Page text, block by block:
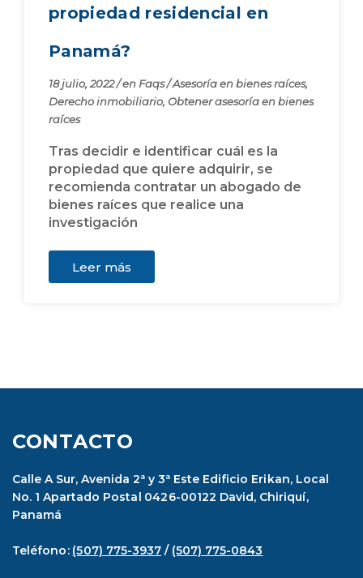
propiedad residencial en
Panamá?
18 julio, 2022/en Faqs/Asesoría en bienes raíces,
Derecho inmobiliario, Obtener asesoría en bienes
raíces
Tras decidir e identificar cuál es la
propiedad que quiere adquirir, se
recomienda contratar un abogado de
bienes raíces que realice una
investigación
Leer más
CONTACTO
Calle A Sur, Avenida 2ª y 3ª Este Edificio Erikan, Local
No. 1 Apartado Postal 0426-00122 David, Chiriquí,
Panamá
Teléfono: (507) 775-3937 / (507) 775-0843